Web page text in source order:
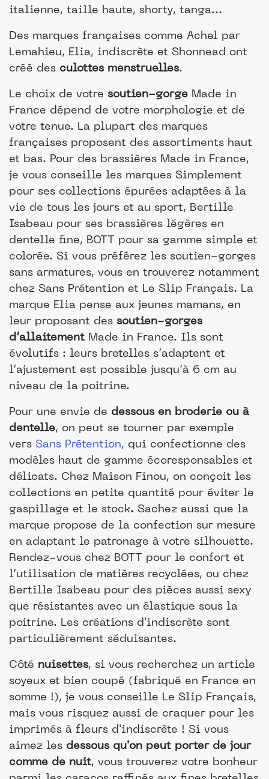
italienne, taille haute, shorty, tanga...
Des marques françaises comme Achel par
Lemahieu, Elia, indiscrète et Shonnead ont
créé des culottes menstruelles.
Le choix de votre soutien-gorge Made in
France dépend de votre morphologie et de
votre tenue. La plupart des marques
françaises proposent des assortiments haut
et bas. Pour des brassières Made in France,
je vous conseille les marques Simplement
pour ses collections épurées adaptées à la
vie de tous les jours et au sport, Bertille
Isabeau pour ses brassières légères en
dentelle fine, BOTT pour sa gamme simple et
colorée. Si vous préférez les soutien-gorges
sans armatures, vous en trouverez notamment
chez Sans Prétention et Le Slip Français. La
marque Elia pense aux jeunes mamans, en
leur proposant des soutien-gorges
d’allaitement Made in France. Ils sont
évolutifs : leurs bretelles s’adaptent et
l’ajustement est possible jusqu’à 6 cm au
niveau de la poitrine.
Pour une envie de dessous en broderie ou à
dentelle, on peut se tourner par exemple
vers Sans Prétention, qui confectionne des
modèles haut de gamme écoresponsables et
délicats. Chez Maison Finou, on conçoit les
collections en petite quantité pour éviter le
gaspillage et le stock. Sachez aussi que la
marque propose de la confection sur mesure
en adaptant le patronage à votre silhouette.
Rendez-vous chez BOTT pour le confort et
l’utilisation de matières recyclées, ou chez
Bertille Isabeau pour des pièces aussi sexy
que résistantes avec un élastique sous la
poitrine. Les créations d'indiscrète sont
particulièrement séduisantes.
Côté nuisettes, si vous recherchez un article
soyeux et bien coupé (fabriqué en France en
somme !), je vous conseille Le Slip Français,
mais vous risquez aussi de craquer pour les
imprimés à fleurs d'indiscrète ! Si vous
aimez les dessous qu'on peut porter de jour
comme de nuit, vous trouverez votre bonheur